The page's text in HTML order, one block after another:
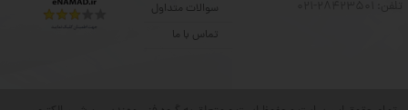
سوالات متداول
تماس با ما